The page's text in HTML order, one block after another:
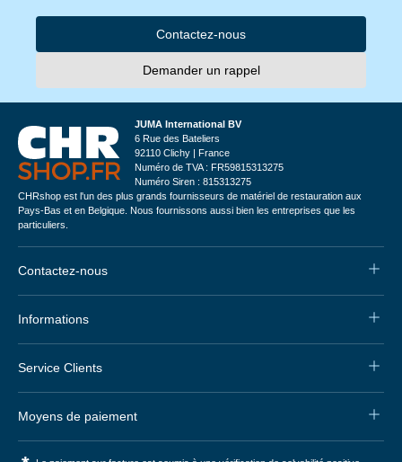
Contactez-nous
Demander un rappel
JUMA International BV
6 Rue des Bateliers
92110 Clichy | France
Numéro de TVA : FR59815313275
Numéro Siren : 815313275
CHRshop est l'un des plus grands fournisseurs de matériel de restauration aux
Pays-Bas et en Belgique. Nous fournissons aussi bien les entreprises que les
particuliers.
Contactez-nous
Informations
Service Clients
Moyens de paiement